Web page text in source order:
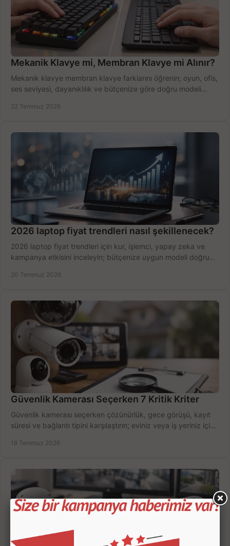
Mekanik Klavye mi, Membran Klavye mi Alınır?
Mekanik klavye membran klavye farklarını öğrenin; oyun, ofis,
ses seviyesi, dayanıklılık ve bütçenize göre doğru modeli
22 Temmuz 2026
2026 laptop fiyat trendleri nasıl şekillenecek?
2026 laptop fiyat trendleri için kur, işlemci, yapay zeka ve
kampanya etkisini inceleyin; bütçenize uygun modeli doğru
20 Temmuz 2026
Güvenlik Kamerası Seçerken 7 Kritik Kriter
Güvenlik kamerası seçerken çözünürlük, gece görüşü, kayıt
süresi ve bağlantı tipini karşılaştırın; eviniz veya iş yeriniz için
18 Temmuz 2026